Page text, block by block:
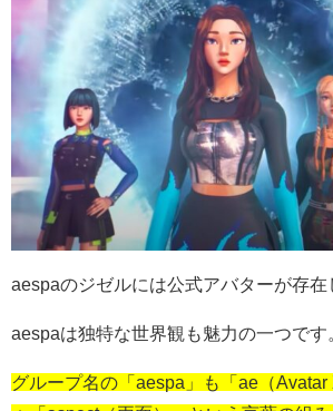
aespaのジゼルには公式アバターが存在
aespaは独特な世界観も魅力の一つです
グループ名の「aespa」も「ae（Avatar